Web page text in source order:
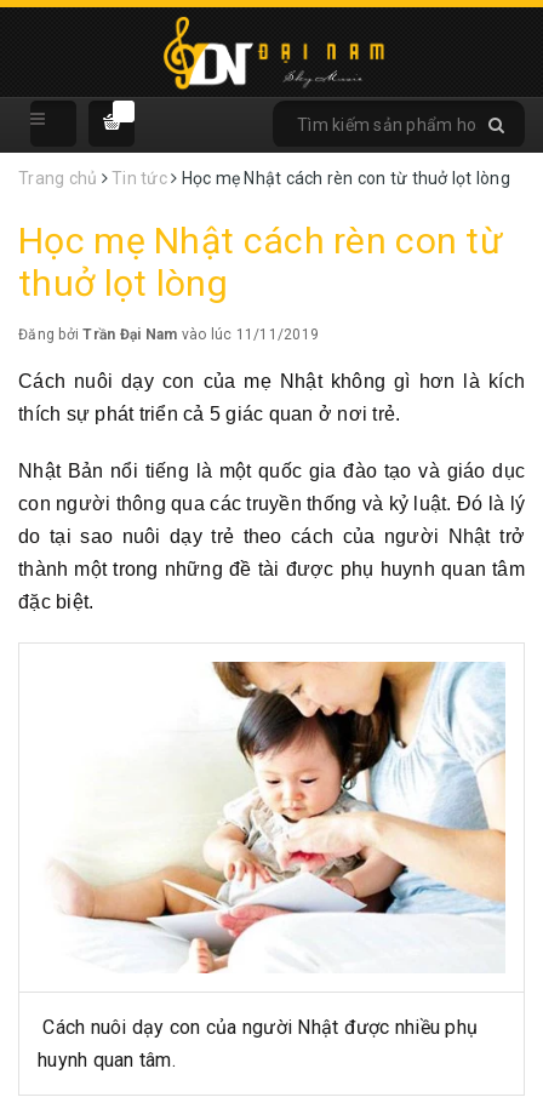
Trang chủ Tin tức Học mẹ Nhật cách rèn con từ thuở lọt lòng
Học mẹ Nhật cách rèn con từ
thuở lọt lòng
Đăng bởiTrần Đại Nam vào lúc 11/11/2019
Cách nuôi dạy con của mẹ Nhật không gì hơn là kích
thích sự phát triển cả 5 giác quan ở nơi trẻ.
Nhật Bản nổi tiếng là một quốc gia đào tạo và giáo dục
con người thông qua các truyền thống và kỷ luật. Đó là lý
do tại sao nuôi dạy trẻ theo cách của người Nhật trở
thành một trong những đề tài được phụ huynh quan tâm
đặc biệt.
Cách nuôi dạy con của người Nhật được nhiều phụ
huynh quan tâm.